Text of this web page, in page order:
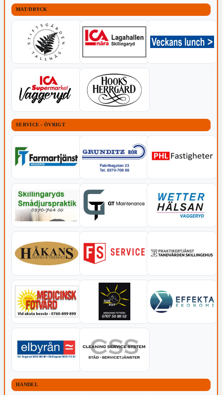
MAT/DRYCK
SERVICE - ÖVRIGT
HANDEL